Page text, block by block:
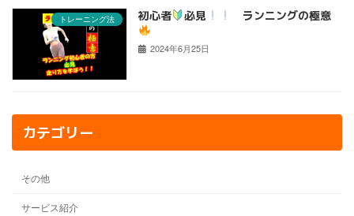
トレーニング法 初心者 必見 ランニングの極意
2024年6月25日
カテゴリー
その他
サービス紹介